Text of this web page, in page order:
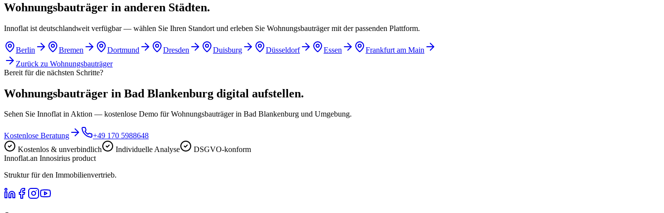
Wohnungsbauträger in anderen Städten.
Innoflat ist deutschlandweit verfügbar — wählen Sie Ihren Standort und erleben Sie Wohnungsbauträger mit der passenden Plattform.
Berlin Bremen Dortmund Dresden Duisburg Düsseldorf Essen
Frankfurt am Main
Zurück zu Wohnungsbauträger
Bereit für die nächsten Schritte?
Wohnungsbauträger in Bad Blankenburg digital aufstellen.
Sehen Sie Innoflat in Aktion — kostenlose Demo für Wohnungsbauträger in Bad Blankenburg und Umgebung.
Kostenlose Beratung
+49 170 5988648
Kostenlos & unverbindlich
Individuelle Analyse
DSGVO-konform
Innoflat.an Innosirius product
Struktur für den Immobilienvertrieb.